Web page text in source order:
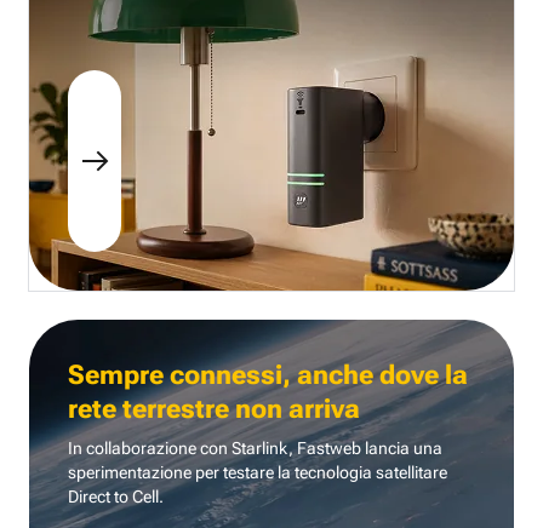
Sempre connessi, anche dove la
rete terrestre non arriva
In collaborazione con Starlink, Fastweb lancia una
sperimentazione per testare la tecnologia satellitare
Direct to Cell.